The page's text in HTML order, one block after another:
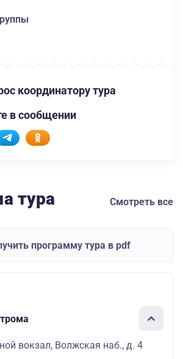
координатору тура
в сообщении
тура Смотреть все
программу тура в pdf
вокзал, Волжская наб., д. 4